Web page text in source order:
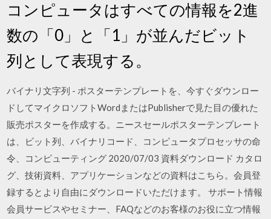
コンピュータはすべての情報を2進
数の「0」と「1」が並んだビット
列として表現する。
バイナリ文字列 - ポスターテンプレートを、今すぐダウンロー
ドしてマイクロソフトWordまたはPublisherで見た目の優れた
販売ポスターを作成する。ニースセールポスターテンプレート
は、ビット列、バイナリコード、コンピュータプロセッサの命
令、コンピューティング 2020/07/03 資料ダウンロード カタロ
グ、技術資料、アプリケーションなどの資料はこちら。会員登
録するとより自由にダウンロードいただけます。 サポート情報
会員サービスやセミナー、FAQなどのお客様のお役に立つ情報